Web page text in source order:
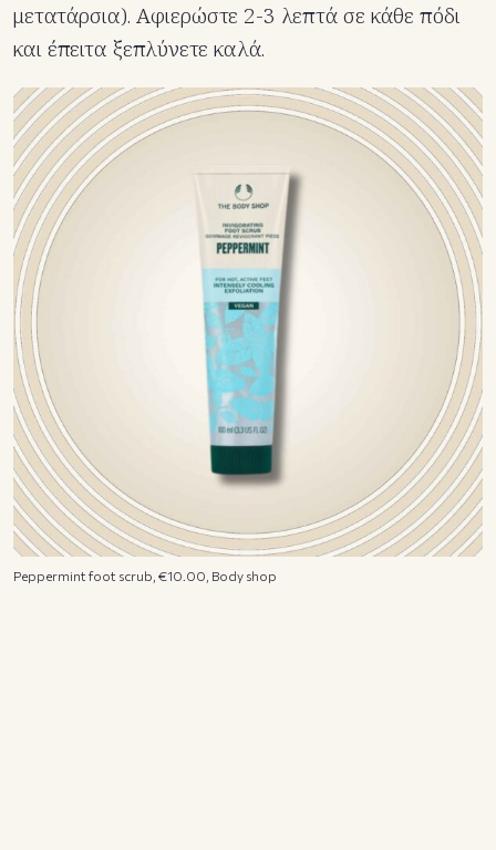
μετατάρσια). Αφιερώστε 2-3 λεπτά σε κάθε πόδι
και έπειτα ξεπλύνετε καλά.
Peppermint foot scrub, €10.00, Body shop